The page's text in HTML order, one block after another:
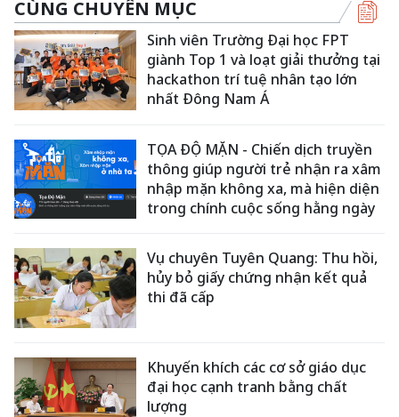
CÙNG CHUYÊN MỤC
Sinh viên Trường Đại học FPT
giành Top 1 và loạt giải thưởng tại
hackathon trí tuệ nhân tạo lớn
nhất Đông Nam Á
TỌA ĐỘ MẶN - Chiến dịch truyền
thông giúp người trẻ nhận ra xâm
nhập mặn không xa, mà hiện diện
trong chính cuộc sống hằng ngày
Vụ chuyên Tuyên Quang: Thu hồi,
hủy bỏ giấy chứng nhận kết quả
thi đã cấp
Khuyến khích các cơ sở giáo dục
đại học cạnh tranh bằng chất
lượng